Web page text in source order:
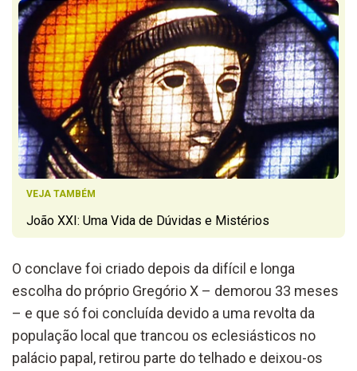
VEJA TAMBÉM
João XXI: Uma Vida de Dúvidas e Mistérios
O conclave foi criado depois da difícil e longa
escolha do próprio Gregório X – demorou 33 meses
– e que só foi concluída devido a uma revolta da
população local que trancou os eclesiásticos no
palácio papal, retirou parte do telhado e deixou-os